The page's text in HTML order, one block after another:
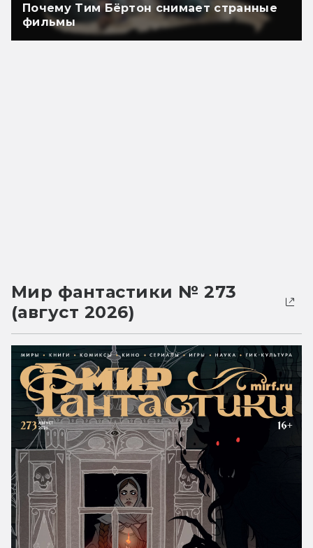
Почему Тим Бёртон снимает странные
фильмы
Мир фантастики № 273
(август 2026)